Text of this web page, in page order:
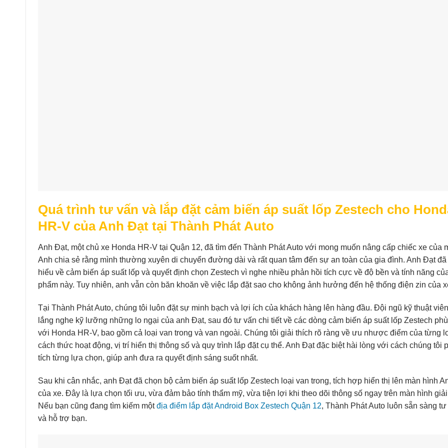
Quá trình tư vấn và lắp đặt cảm biến áp suất lốp Zestech cho
HR-V của Anh Đạt tại Thành Phát Auto
Anh Đạt, một chủ xe Honda HR-V tại Quận 12, đã tìm đến Thành Phát Auto với mong muốn nâng cấp chiếc xe của
Anh chia sẻ rằng mình thường xuyên di chuyển đường dài và rất quan tâm đến sự an toàn của gia đình. Anh Đạt đã
hiểu về cảm biến áp suất lốp và quyết định chọn Zestech vì nghe nhiều phản hồi tích cực về độ bền và tính năng
phẩm này. Tuy nhiên, anh vẫn còn băn khoăn về việc lắp đặt sao cho không ảnh hưởng đến hệ thống điện zin của
Tại Thành Phát Auto, chúng tôi luôn đặt sự minh bạch và lợi ích của khách hàng lên hàng đầu. Đội ngũ kỹ thuật
lắng nghe kỹ lưỡng những lo ngại của anh Đạt, sau đó tư vấn chi tiết về các dòng cảm biến áp suất lốp Zestech
với Honda HR-V, bao gồm cả loại van trong và van ngoài. Chúng tôi giải thích rõ ràng về ưu nhược điểm của từng
cách thức hoạt động, vị trí hiển thị thông số và quy trình lắp đặt cụ thể. Anh Đạt đặc biệt hài lòng với cách chúng tôi
tích từng lựa chọn, giúp anh đưa ra quyết định sáng suốt nhất.
Sau khi cân nhắc, anh Đạt đã chọn bộ cảm biến áp suất lốp Zestech loại van trong, tích hợp hiển thị lên màn hình
của xe. Đây là lựa chọn tối ưu, vừa đảm bảo tính thẩm mỹ, vừa tiện lợi khi theo dõi thông số ngay trên màn hình
Nếu bạn cũng đang tìm kiếm mộtđịa điểm lắp đặt Android Box Zestech Quận 12, Thành Phát Auto luôn sẵn sàng
và hỗ trợ bạn.